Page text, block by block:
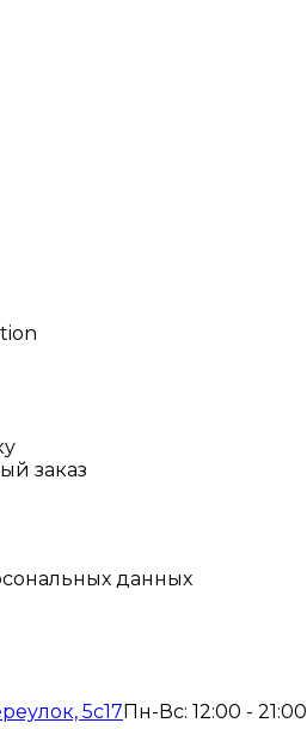
заказ
данных
5с17 Пн-Вс: 12:00 - 21:00